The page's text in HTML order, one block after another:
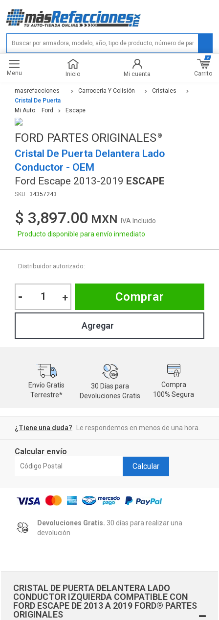
Menu Inicio Mi cuenta Carrito
0
masrefacciones Carrocería Y Colisión
Cristales
Cristal De Puerta
Mi Auto:
Ford Escape
FORD PARTES ORIGINALES
Cristal De Puerta Delantera Lado
Conductor - OEM
Ford Escape 2013-2019 ESCAPE
34357243
$ 3,897.00
IVA Incluido
Producto disponible para envío inmediato
Distribuidor autorizado:
- + Comprar
Envío Gratis
Terrestre*
30 Días para
Devoluciones Gratis
Compra
100% Segura
¿Tiene una duda? Le respondemos en menos de una hora.
Calcular envío
Calcular
Devoluciones Gratis. 30 días para realizar una
devolución
CRISTAL DE PUERTA DELANTERA LADO
CONDUCTOR IZQUIERDA COMPATIBLE CON
FORD ESCAPE DE 2013 A 2019 FORD® PARTES
ORIGINALES